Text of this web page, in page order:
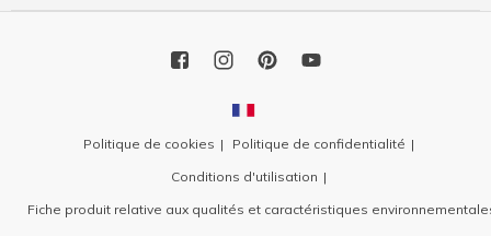
Politique de cookies
Politique de confidentialité
Conditions d'utilisation
Fiche produit relative aux qualités et caractéristiques